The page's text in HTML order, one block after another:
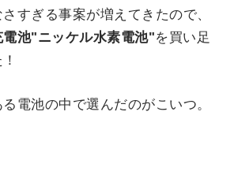
すぎる事案が増えてきたので、
池"ニッケル水素電池"を買い足
電池の中で選んだのがこいつ。